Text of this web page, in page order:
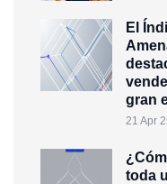
El
gran
21 Apr
toda